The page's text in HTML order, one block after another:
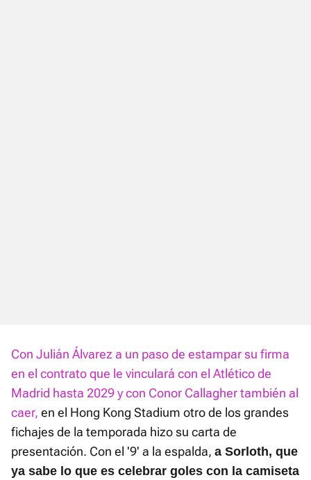
Con Julián Álvarez a un paso de estampar su firma
en el contrato que le vinculará con el Atlético de
Madrid hasta 2029 y con Conor Callagher también al
caer, en el Hong Kong Stadium otro de los grandes
fichajes de la temporada hizo su carta de
presentación. Con el '9' a la espalda, a Sorloth, que
ya sabe lo que es celebrar goles con la camiseta